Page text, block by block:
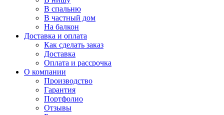
В спальню
В частный дом
На балкон
Доставка и оплата
Как сделать заказ
Доставка
Оплата и рассрочка
О компании
Производство
Гарантия
Портфолио
Отзывы